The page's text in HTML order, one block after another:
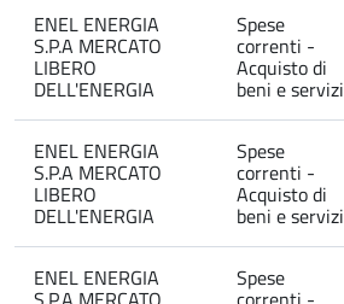
ENEL ENERGIA
S.P.A MERCATO
LIBERO
DELL'ENERGIA
Spese
correnti -
Acquisto di
beni e servizi
ENEL ENERGIA
S.P.A MERCATO
LIBERO
DELL'ENERGIA
Spese
correnti -
Acquisto di
beni e servizi
ENEL ENERGIA Spese